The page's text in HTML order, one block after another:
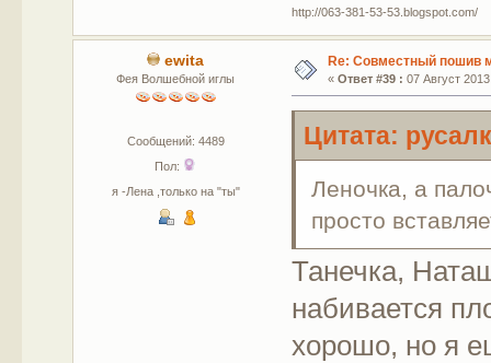
http://063-381-53-53.blogspot.com/
ewita
Фея Волшебной иглы
Сообщений: 4489
Пол:
я -Лена ,только на "ты"
Re: Совместный пошив
« Ответ #39 : 07 Август
Цитата:
Леночка, а
просто
Танечка,
набивается
хорошо, но я